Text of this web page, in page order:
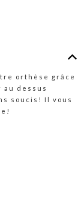
orthèse grâce
au dessus
soucis! Il vous